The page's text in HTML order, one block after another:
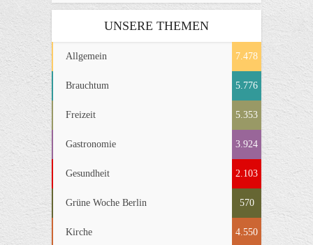
UNSERE THEMEN
Allgemein 7.478
Brauchtum 5.776
Freizeit 5.353
Gastronomie 3.924
Gesundheit 2.103
Grüne Woche Berlin 570
Kirche 4.550